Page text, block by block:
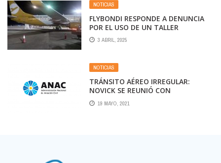
NOTICIAS
FLYBONDI RESPONDE A DENUNCIA
POR EL USO DE UN TALLER
SUSPENDIDO
3 ABRIL, 2025
NOTICIAS
TRÁNSITO AÉREO IRREGULAR:
NOVICK SE REUNIÓ CON
AUTORIDADES DE LA
ADMINISTRACIÓN NACIONAL DE
19 MAYO, 2021